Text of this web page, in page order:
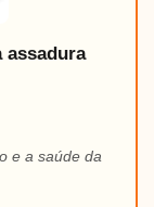
assadura
e a saúde da